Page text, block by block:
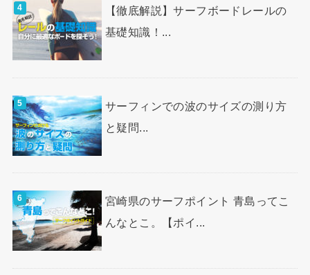
【徹底解説】サーフボードレールの
基礎知識！...
サーフィンでの波のサイズの測り方
と疑問...
宮崎県のサーフポイント 青島ってこ
んなとこ。【ポイ...